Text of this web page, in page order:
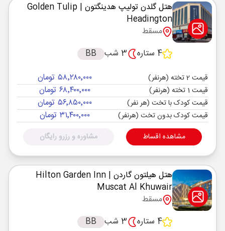
هتل گلدن تولیپ هدینگتون | Golden Tulip
Headington
مسقط
4 ستاره
3 شب BB
قیمت 2 تخته (هرنفر) ۵۸٬۲۸۰٬۰۰۰ تومان
قیمت 1 تخته (هرنفر) ۶۸٬۴۰۰٬۰۰۰ تومان
قیمت کودک با تخت (هر نفر) ۵۶٬۸۵۰٬۰۰۰ تومان
قیمت کودک بدون تخت (هرنفر) ۳۱٬۴۰۰٬۰۰۰ تومان
مشاهده اقساط مشاوره و رزرو رایگان
هتل هیلتون گاردن | Hilton Garden Inn
Muscat Al Khuwair
مسقط
4 ستاره
3 شب BB